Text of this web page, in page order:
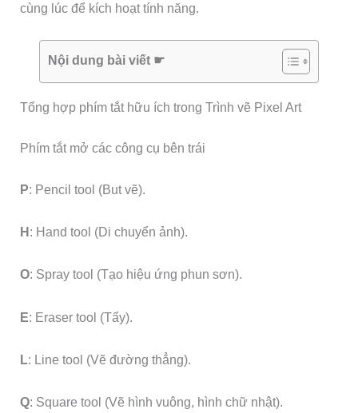
cùng lúc để kích hoạt tính năng.
Nội dung bài viết ☛
Tổng hợp phím tắt hữu ích trong Trình vẽ Pixel Art
Phím tắt mở các công cụ bên trái
P: Pencil tool (But vẽ).
H: Hand tool (Di chuyển ảnh).
O: Spray tool (Tạo hiệu ứng phun sơn).
E: Eraser tool (Tẩy).
L: Line tool (Vẽ đường thẳng).
Q: Square tool (Vẽ hình vuông, hình chữ nhật).